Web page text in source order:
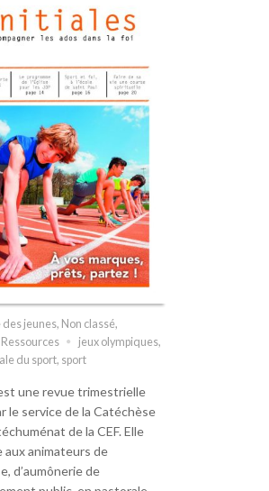
des jeunes, Non classé,
Ressources jeux olympiques,
du sport, sport
une revue trimestrielle
le service de la Catéchèse
de la CEF. Elle
aux animateurs de
d’aumônerie de